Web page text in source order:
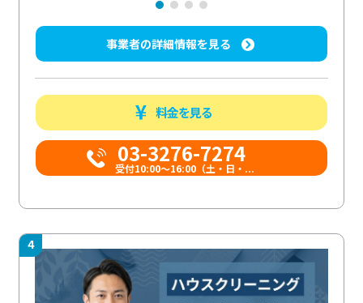
事業者の詳細情報を見る
料金を見る
03-3276-7274
受付10:00〜16:00（土・日・...
4